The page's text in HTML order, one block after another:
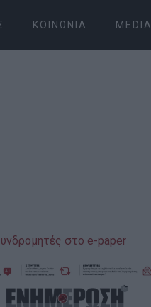
ΚΟΙΝΩΝΊΑ MEDIA
στο e-paper